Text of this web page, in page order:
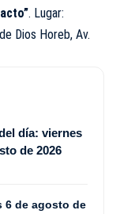
. Lugar:
Dios Horeb, Av.
día: viernes
de 2026
6 de agosto de